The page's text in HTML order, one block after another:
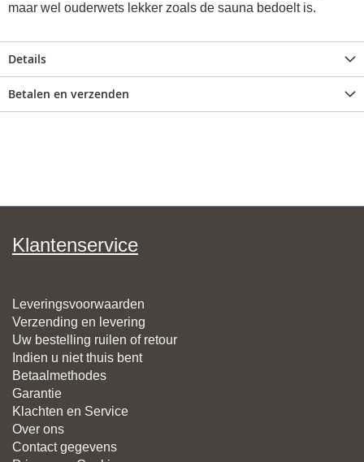
maar wel ouderwets lekker zoals de sauna bedoelt is.
Details
Betalen en verzenden
Klantenservice
Leveringsvoorwaarden
Verzending en levering
Uw bestelling ruilen of retour
Indien u niet thuis bent
Betaalmethodes
Garantie
Klachten en Service
Over ons
Contact gegevens